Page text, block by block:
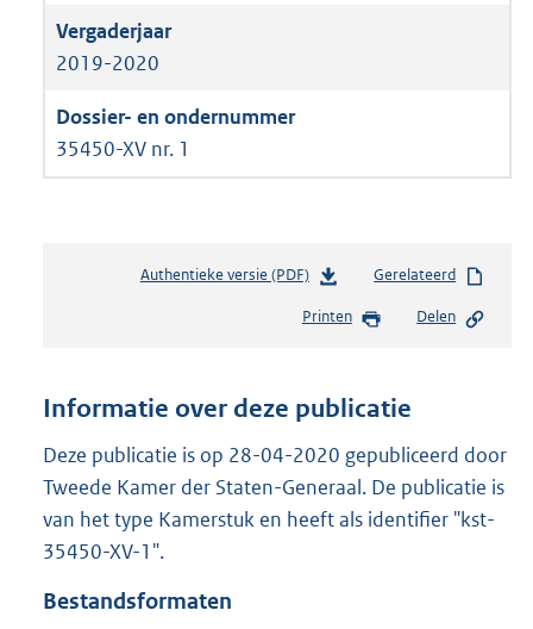
2019-2020
35450-XV nr. 1
Authentieke versie (PDF)b
s
n
s
r
o
Gerelateerd
Printen Delen
Informatie over deze publicatie
Deze publicatie is op 28-04-2020 gepubliceerd door
Tweede Kamer der Staten-Generaal. De publicatie is
van het type Kamerstuk en heeft als identifier "kst-
35450-XV-1".
Bestandsformaten